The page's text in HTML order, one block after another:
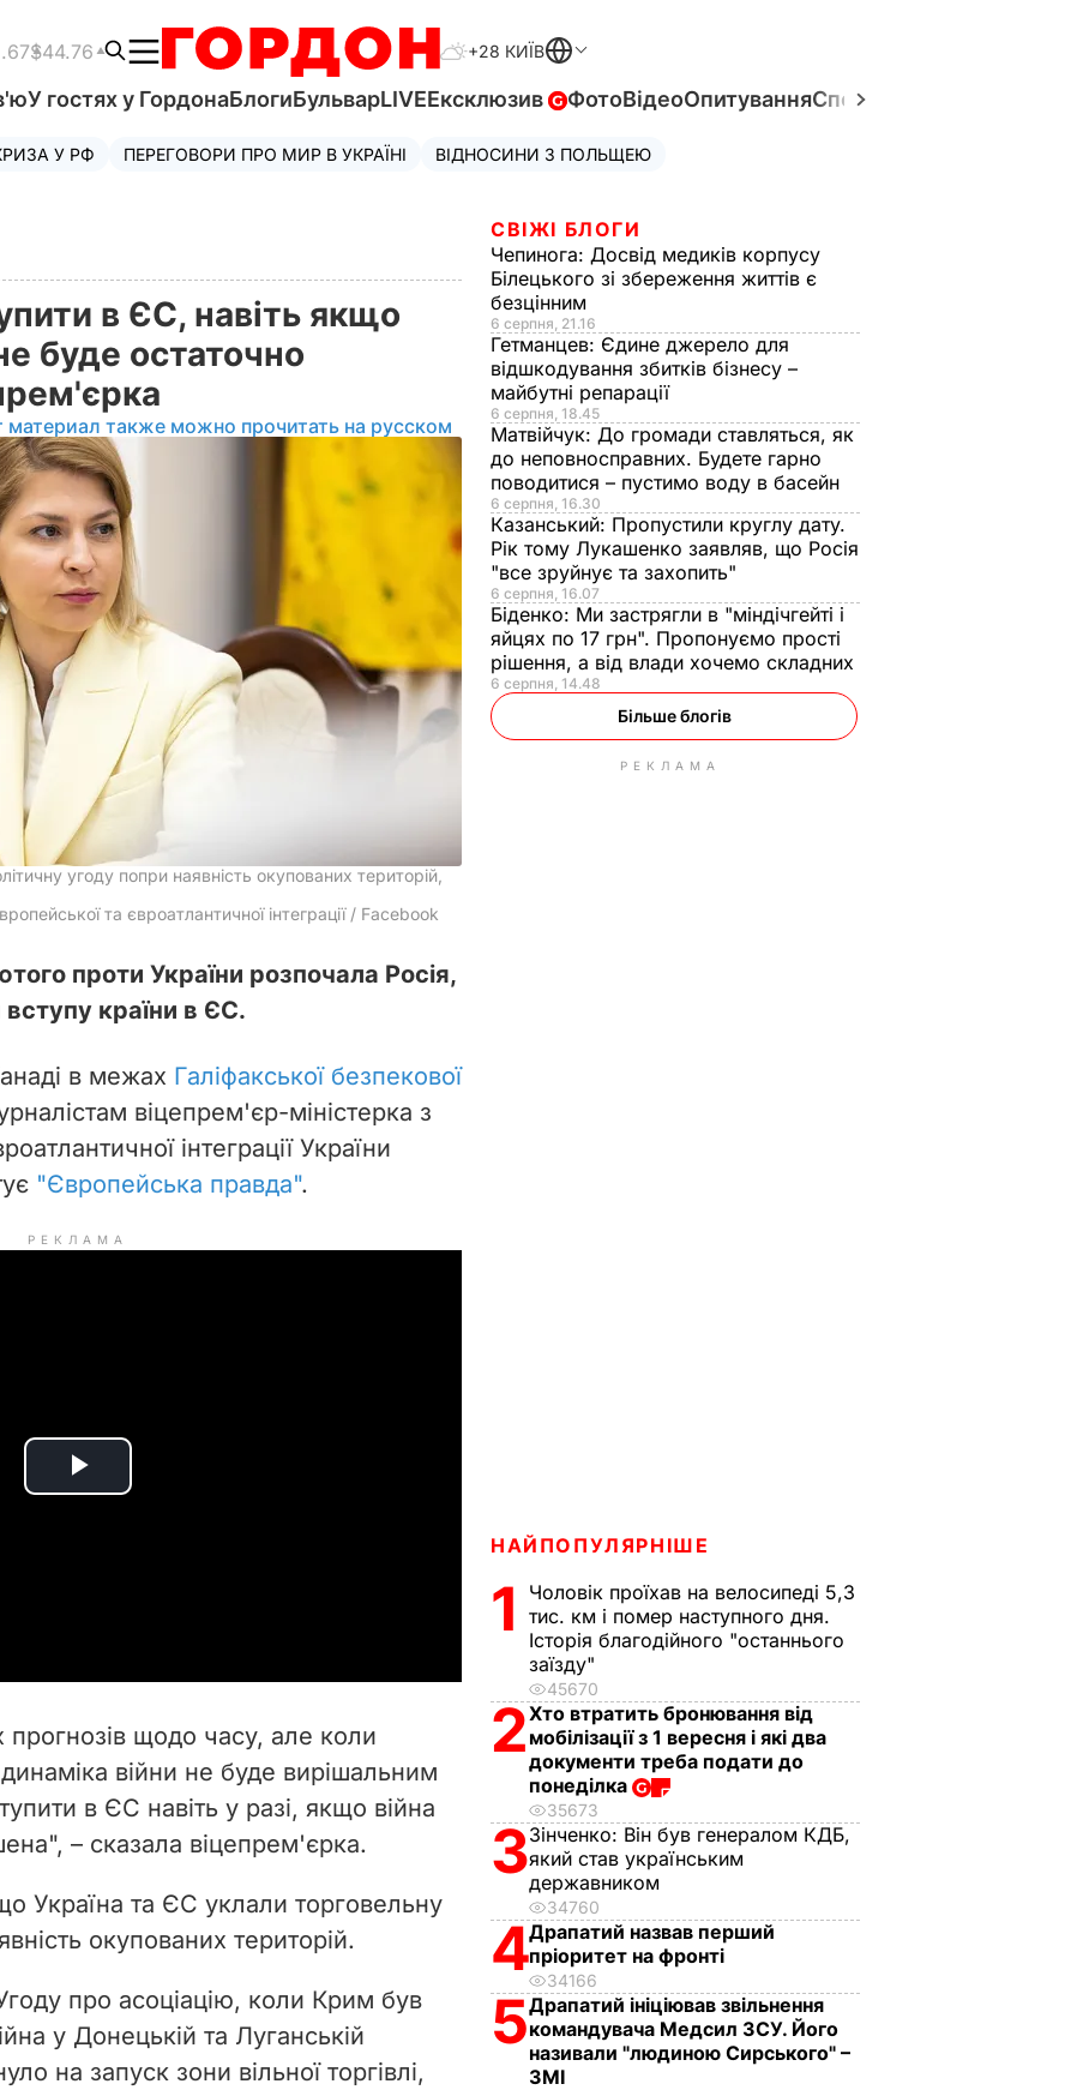
$44.76 +28 КИЇВ
У гостях у ГордонаБлогиБульварLIVEЕксклюзив ФотоВідеоОпитуванняСпецпроєкти
У РФ ПЕРЕГОВОРИ ПРО МИР В УКРАЇНІ ВІДНОСИНИ З ПОЛЬЩЕЮ
в ЄС, навіть якщо
буде остаточно
материал также можно прочитать на русском
угоду попри наявність окупованих територій,
та євроатлантичної інтеграції / Facebook
проти України розпочала Росія,
країни в ЄС.
в межах Галіфакської безпекової
віцепрем'єр-міністерка з
інтеграції України
"Європейська правда".
РЕКЛАМА
P
i
d
o
щодо часу, але коли
війни не буде вирішальним
в ЄС навіть у разі, якщо війна
– сказала віцепрем'єрка.
Україна та ЄС уклали торговельну
окупованих територій.
про асоціацію, коли Крим був
у Донецькій та Луганській
на запуск зони вільної торгівлі,
СВІЖІ БЛОГИ
Чепинога: Досвід медиків корпусу
Білецького зі збереження життів є
безцінним
6 серпня, 21.16
Гетманцев: Єдине джерело для
відшкодування збитків бізнесу –
майбутні репарації
6 серпня, 18.45
Матвійчук: До громади ставляться, як
до неповносправних. Будете гарно
поводитися – пустимо воду в басейн
6 серпня, 16.30
Казанський: Пропустили круглу дату.
Рік тому Лукашенко заявляв, що Росія
"все зруйнує та захопить"
6 серпня, 16.07
Біденко: Ми застрягли в "міндічгейті і
яйцях по 17 грн". Пропонуємо прості
рішення, а від влади хочемо складних
6 серпня, 14.48
Більше блогів
РЕКЛАМА
НАЙПОПУЛЯРНІШЕ
1
Чоловік проїхав на велосипеді 5,3
тис. км і помер наступного дня.
Історія благодійного "останнього
заїзду"
45670
2Хто втратить бронювання від
мобілізації з 1 вересня і які два
документи треба подати до
понеділка
35673
3Зінченко: Він був генералом КДБ,
який став українським
державником
34760
4Драпатий назвав перший
пріоритет на фронті
34166
5Драпатий ініціював звільнення
командувача Медсил ЗСУ. Його
називали "людиною Сирського" –
ЗМІ